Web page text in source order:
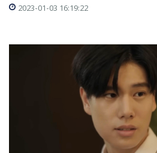
2023-01-03 16:19:22